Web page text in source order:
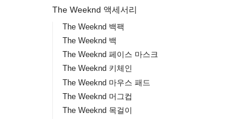
The Weeknd 액세서리
The Weeknd 백팩
The Weeknd 백
The Weeknd 페이스 마스크
The Weeknd 키체인
The Weeknd 마우스 패드
The Weeknd 머그컵
The Weeknd 목걸이